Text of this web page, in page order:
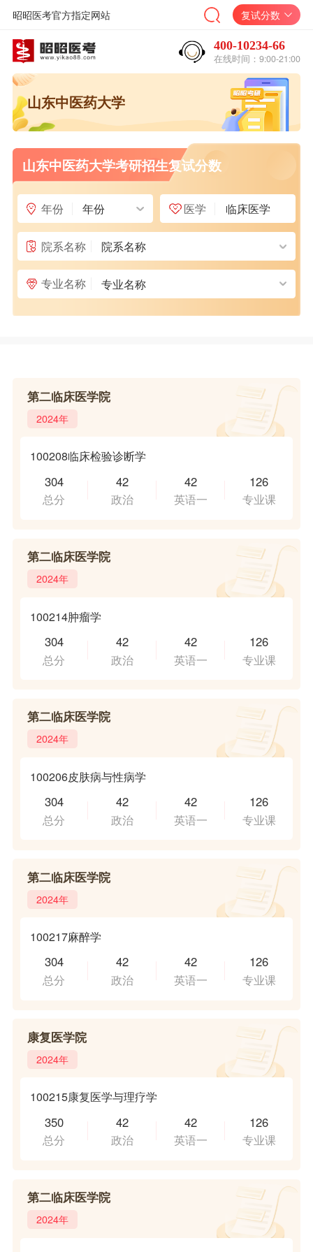
昭昭医考官方指定网站 复试分数
400-10234-66
在线时间：9:00-21:00
山东中医药大学
山东中医药大学考研招生复试分数
年份 年份 医学 临床医学
院系名称 院系名称
专业名称 专业名称
第二临床医学院
2024年
100208临床检验诊断学
304
总分
42
政治
42
英语一
126
专业课
第二临床医学院
2024年
100214肿瘤学
304
总分
42
政治
42
英语一
126
专业课
第二临床医学院
2024年
100206皮肤病与性病学
304
总分
42
政治
42
英语一
126
专业课
第二临床医学院
2024年
100217麻醉学
304
总分
42
政治
42
英语一
126
专业课
康复医学院
2024年
100215康复医学与理疗学
350
总分
42
政治
42
英语一
126
专业课
第二临床医学院
2024年